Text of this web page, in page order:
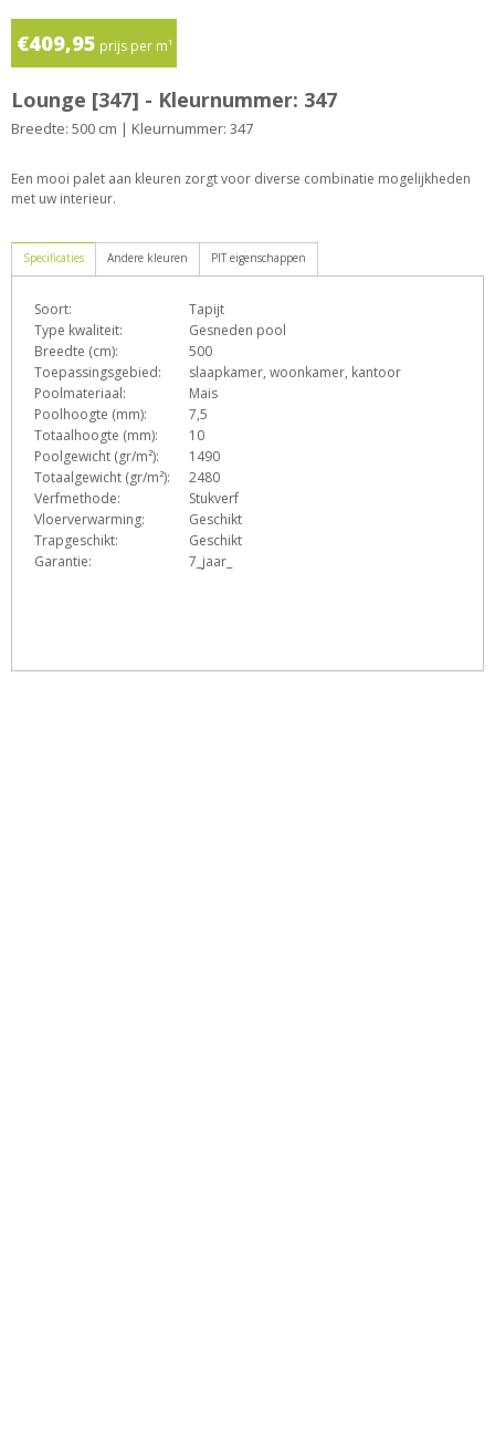
€409,95 prijs per m¹
Lounge [347] - Kleurnummer: 347
Breedte: 500 cm | Kleurnummer: 347
Een mooi palet aan kleuren zorgt voor diverse combinatie mogelijkheden
met uw interieur.
Specificaties
Soort:
Tapijt
Type kwaliteit:
Gesneden pool
Breedte (cm):
500
Toepassingsgebied:
slaapkamer, woonkamer, kantoor
Poolmateriaal:
Mais
Poolhoogte (mm):
7,5
Totaalhoogte (mm):
10
Poolgewicht (gr/m²):
1490
Totaalgewicht (gr/m²):
2480
Verfmethode:
Stukverf
Vloerverwarming:
Geschikt
Trapgeschikt:
Geschikt
Garantie:
7_jaar_
Andere kleuren PIT eigenschappen
D eG h
opqs